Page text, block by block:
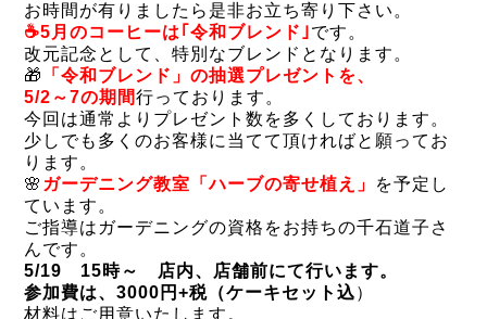
お時間が有りましたら是非お立ち寄り下さい。
☕5月のコーヒーは｢令和ブレンド｣です。
改元記念として、特別なブレンドとなります。
🎁
「令和ブレンド」の抽選プレゼントを、
5/2～7の期間行っております。
今回は通常よりプレゼント数を多くしております。
少しでも多くのお客様に当てて頂ければと願ってお
ります。
🌸 ガーデニング教室「ハーブの寄せ植え」
を予定し
ています。
ご指導はガーデニングの資格をお持ちの千石道子さ
んです。
5/19 15時～ 店内、店舗前にて行います。
参加費は、3000円+税（ケーキセット込）
材料はご用意いたします。